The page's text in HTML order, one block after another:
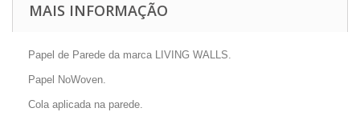
MAIS INFORMAÇÃO
Papel de Parede da marca LIVING WALLS.
Papel NoWoven.
Cola aplicada na parede.